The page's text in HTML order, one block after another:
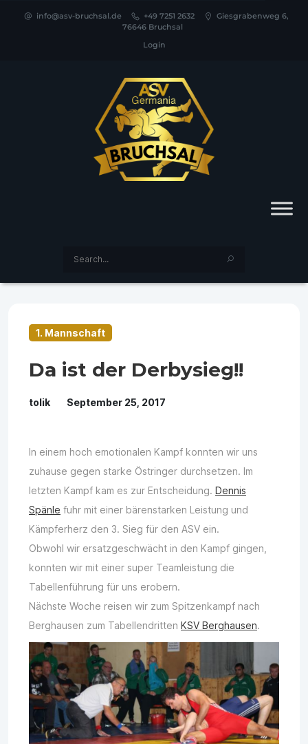
info@asv-bruchsal.de +49 7251 2632
Giesgrabenweg 6,
76646 Bruchsal
Login
1. Mannschaft
​Da ist der Derbysieg!!
tolik September 25, 2017
In einem hoch emotionalen Kampf konnten wir uns
zuhause gegen starke Östringer durchsetzen. Im
letzten Kampf kam es zur Entscheidung. Dennis
Spänle fuhr mit einer bärenstarken Leistung und
Kämpferherz den 3. Sieg für den ASV ein.
Obwohl wir ersatzgeschwächt in den Kampf gingen,
konnten wir mit einer super Teamleistung die
Tabellenführung für uns erobern.
Nächste Woche reisen wir zum Spitzenkampf nach
Berghausen zum Tabellendritten KSV Berghausen.